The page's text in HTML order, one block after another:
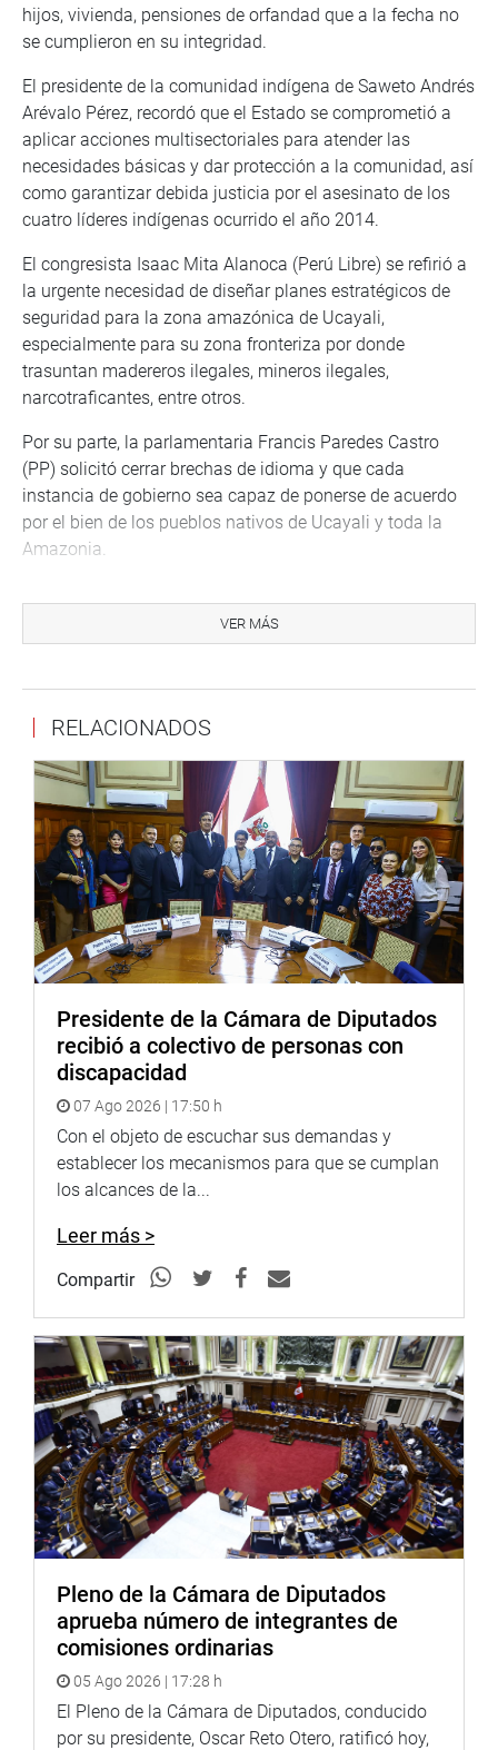
hijos, vivienda, pensiones de orfandad que a la fecha no
se cumplieron en su integridad.
El presidente de la comunidad indígena de Saweto Andrés
Arévalo Pérez, recordó que el Estado se comprometió a
aplicar acciones multisectoriales para atender las
necesidades básicas y dar protección a la comunidad, así
como garantizar debida justicia por el asesinato de los
cuatro líderes indígenas ocurrido el año 2014.
El congresista Isaac Mita Alanoca (Perú Libre) se refirió a
la urgente necesidad de diseñar planes estratégicos de
seguridad para la zona amazónica de Ucayali,
especialmente para su zona fronteriza por donde
trasuntan madereros ilegales, mineros ilegales,
narcotraficantes, entre otros.
Por su parte, la parlamentaria Francis Paredes Castro
(PP) solicitó cerrar brechas de idioma y que cada
instancia de gobierno sea capaz de ponerse de acuerdo
por el bien de los pueblos nativos de Ucayali y toda la
Amazonia.
Convenio 169 para resarcir los derechos de las
comunidades para que su participación sea realmente
En ese sentido, Paredes Castro afirmó que no hay
políticas reales para la Amazonia. «Este sector carece de
sistemas de comunicación. Más del 70% del territorio
amazónico no está formalizado; no podemos aplicar
ningún plan de desarrollo, para cerrar brechas y generar
cambios reales, con altos índices de asesinatos, cifras
alarmantes de anemia. La necesidad en la selva es muy
grande, debemos actuar en conjunto todas las instancias
del Estado», refirió.
OFICINA DE COMUNICACIONES E IMAGEN
VER MÁS
RELACIONADOS
Presidente de la Cámara de Diputados
recibió a colectivo de personas con
discapacidad
07 Ago 2026 | 17:50 h
Con el objeto de escuchar sus demandas y
establecer los mecanismos para que se cumplan
los alcances de la...
Leer más >
Compartir
Pleno de la Cámara de Diputados
aprueba número de integrantes de
comisiones ordinarias
05 Ago 2026 | 17:28 h
El Pleno de la Cámara de Diputados, conducido
por su presidente, Oscar Reto Otero, ratificó hoy,